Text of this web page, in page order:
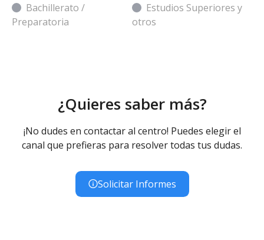
Bachillerato /
Preparatoria
Estudios Superiores y
otros
¿Quieres saber más?
¡No dudes en contactar al centro! Puedes elegir el
canal que prefieras para resolver todas tus dudas.
Solicitar Informes